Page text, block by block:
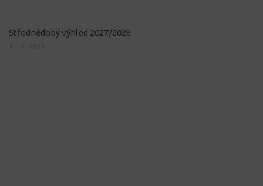
Střednědobý výhled 2027/2028
1. 12. 2025